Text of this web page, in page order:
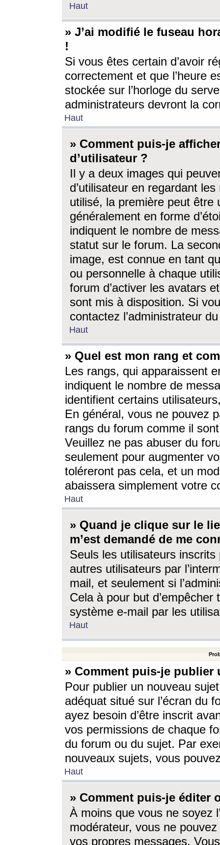
Haut
» J’ai modifié le fuseau
!
Si vous êtes certain d’avoir
correctement et que l’heure
stockée sur l’horloge du
administrateurs devront la
Haut
» Comment puis-je
d’utilisateur ?
Il y a deux images qui
d’utilisateur en regardant
utilisé, la première peut être
généralement en forme
indiquent le nombre de
statut sur le forum. La
image, est connue en tant
ou personnelle à chaque
forum d’activer les avatars
sont mis à disposition. Si
contactez l’administrateur
Haut
» Quel est mon rang et
Les rangs, qui apparaissent
indiquent le nombre de
identifient certains
En général, vous ne pouvez
rangs du forum comme il
Veuillez ne pas abuser du
seulement pour augmenter
toléreront pas cela, et un
abaissera simplement votre
Haut
» Quand je clique sur le
m’est demandé de me
Seuls les utilisateurs
autres utilisateurs par
mail, et seulement si
Cela à pour but
système e-mail par les
Haut
» Comment puis-je
Pour publier un nouveau
adéquat situé sur l’écran du
ayez besoin d’être inscrit
vos permissions de chaque
du forum ou du sujet. Par
nouveaux sujets, vous
Haut
» Comment puis-je éditer
À moins que vous ne soyez
modérateur, vous ne
vos propres messages.